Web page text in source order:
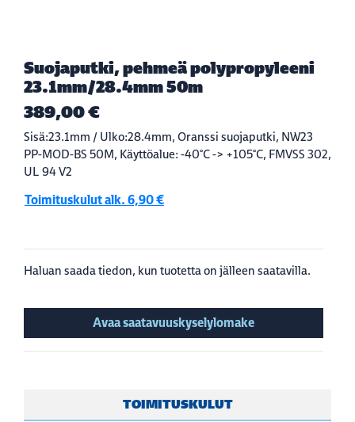
Suojaputki, pehmeä polypropyleeni
23.1mm/28.4mm 50m
389,00 €
Sisä:23.1mm / Ulko:28.4mm, Oranssi suojaputki, NW23
PP-MOD-BS 50M, Käyttöalue: -40°C -> +105°C, FMVSS 302,
UL 94 V2
Toimituskulut alk. 6,90 €
Haluan saada tiedon, kun tuotetta on jälleen saatavilla.
Avaa saatavuuskyselylomake
TOIMITUSKULUT